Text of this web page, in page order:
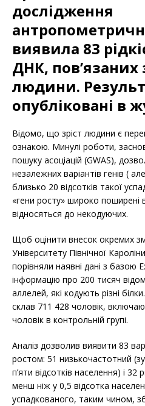
дослідження
виявила 83
ДНК, пов’язаних
людини.
опубліковані в
Відомо, що зріст людини є
ознакою. Минулі роботи,
пошуку асоціацій (GWAS),
незалежних варіантів генів (
близько 20 відсотків такої
«гени росту» широко поширені в
відносяться до некодуючих.
Щоб оцінити внесок окремих
Університету Північної
порівняли наявні дані з базою
інформацію про 200 тисяч
аллелей, які кодують різні
склав 711 428 чоловік,
чоловік в контрольній групі.
Аналіз дозволив виявити 83
ростом: 51 низькочастотний
п’яти відсотків населення) і 32
менш ніж у 0,5 відсотка
успадкованого, таким чином,